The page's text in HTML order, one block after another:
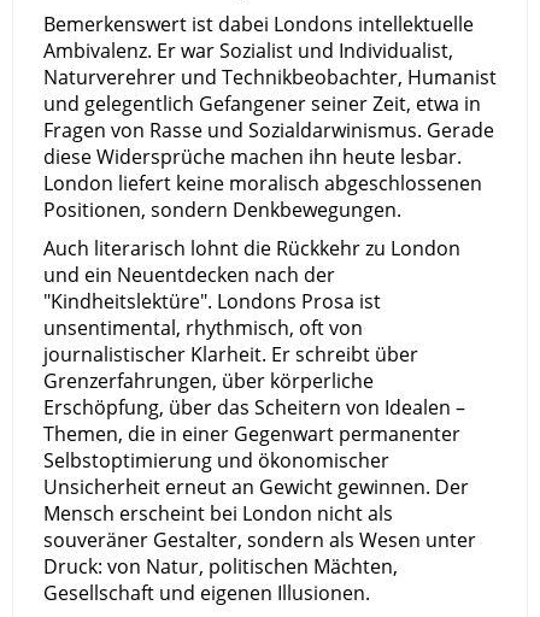
Bemerkenswert ist dabei Londons intellektuelle
Ambivalenz. Er war Sozialist und Individualist,
Naturverehrer und Technikbeobachter, Humanist
und gelegentlich Gefangener seiner Zeit, etwa in
Fragen von Rasse und Sozialdarwinismus. Gerade
diese Widersprüche machen ihn heute lesbar.
London liefert keine moralisch abgeschlossenen
Positionen, sondern Denkbewegungen.
Auch literarisch lohnt die Rückkehr zu London
und ein Neuentdecken nach der
"Kindheitslektüre". Londons Prosa ist
unsentimental, rhythmisch, oft von
journalistischer Klarheit. Er schreibt über
Grenzerfahrungen, über körperliche
Erschöpfung, über das Scheitern von Idealen –
Themen, die in einer Gegenwart permanenter
Selbstoptimierung und ökonomischer
Unsicherheit erneut an Gewicht gewinnen. Der
Mensch erscheint bei London nicht als
souveräner Gestalter, sondern als Wesen unter
Druck: von Natur, politischen Mächten,
Gesellschaft und eigenen Illusionen.